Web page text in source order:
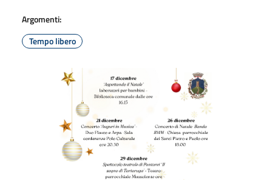
Argomenti:
Tempo libero